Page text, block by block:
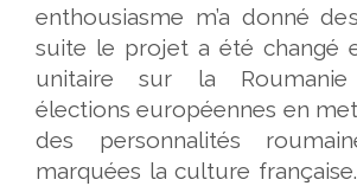
enthousiasme m’a donné
suite le projet a été changé
unitaire sur la
élections européennes en
des personnalités
marquées la culture